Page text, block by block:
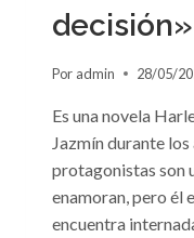
Por admin 28/05/
Es una novela
Jazmín durante los
protagonistas son
enamoran, pero él
encuentra